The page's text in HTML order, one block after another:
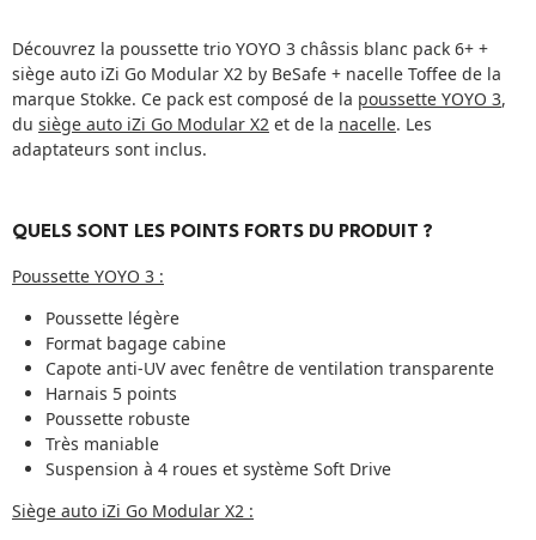
Découvrez la poussette trio YOYO 3 châssis blanc pack 6+ +
siège auto iZi Go Modular X2 by BeSafe + nacelle Toffee de la
marque Stokke. Ce pack est composé de la poussette YOYO 3,
du siège auto iZi Go Modular X2 et de la nacelle. Les
adaptateurs sont inclus.
QUELS SONT LES POINTS FORTS DU PRODUIT ?
Poussette YOYO 3 :
Poussette légère
Format bagage cabine
Capote anti-UV avec fenêtre de ventilation transparente
Harnais 5 points
Poussette robuste
Très maniable
Suspension à 4 roues et système Soft Drive
Siège auto iZi Go Modular X2 :